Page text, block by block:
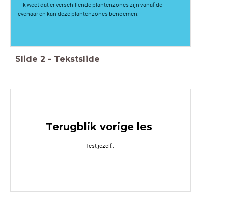
- Ik weet dat er verschillende plantenzones zijn vanaf de
evenaar en kan deze plantenzones benoemen.
Slide 2 - Tekstslide
Terugblik vorige les
Test jezelf..